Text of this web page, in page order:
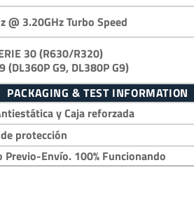
@ 3.20GHz Turbo Speed
30 (R630/R320)
(DL360P G9, DL380P G9)
PACKAGING & TEST INFORMATION
y Caja reforzada
protección
Previo-Envío. 100% Funcionando